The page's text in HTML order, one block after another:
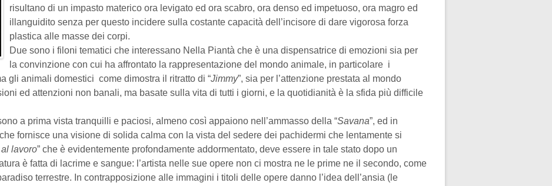
risultano di un impasto materico ora levigato ed ora scabro, ora denso ed impetuoso, ora magro ed
illanguidito senza per questo incidere sulla costante capacità dell’incisore di dare vigorosa forza
plastica alle masse dei corpi.
Due sono i filoni tematici che interessano Nella Piantà che è una dispensatrice di emozioni sia per
la convinzione con cui ha affrontato la rappresentazione del mondo animale, in particolare i
gli animali domestici come dimostra il ritratto di “Jimmy”, sia per l’attenzione prestata al mondo
ed attenzioni non banali, ma basate sulla vita di tutti i giorni, e la quotidianità è la sfida più difficile
a prima vista tranquilli e paciosi, almeno così appaiono nell’ammasso della “Savana”, ed in
che fornisce una visione di solida calma con la vista del sedere dei pachidermi che lentamente si
lavoro” che è evidentemente profondamente addormentato, deve essere in tale stato dopo un
è fatta di lacrime e sangue: l’artista nelle sue opere non ci mostra ne le prime ne il secondo, come
terrestre. In contrapposizione alle immagini i titoli delle opere danno l’idea dell’ansia (le